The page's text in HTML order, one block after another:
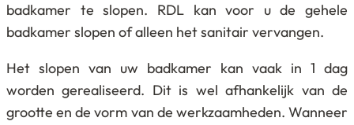
badkamer te slopen. RDL kan voor u de gehele
badkamer slopen of alleen het sanitair vervangen.
Het slopen van uw badkamer kan vaak in 1 dag
worden gerealiseerd. Dit is wel afhankelijk van de
grootte en de vorm van de werkzaamheden. Wanneer